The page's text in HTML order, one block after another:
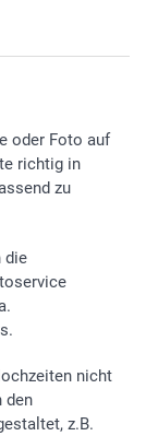
oder Foto auf
richtig in
zu
die
nicht
den
z.B.